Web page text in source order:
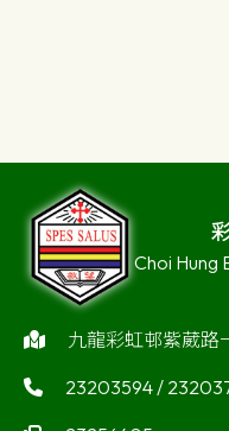
Choi Hung
九龍彩虹邨紫葳路
23203594 /